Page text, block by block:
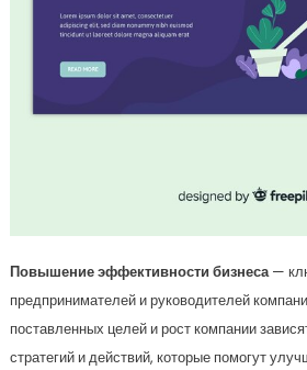
Повышение эффективности бизнеса—
предпринимателей и руководителей
поставленных целей и рост компании
стратегий и действий, которые помогут